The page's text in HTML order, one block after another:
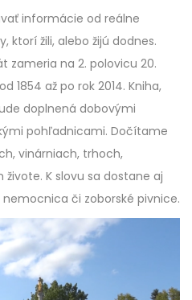
informácie od reálne
ktorí žili, alebo žijú dodnes.
zameria na 2. polovicu 20.
1854 až po rok 2014. Kniha,
doplnená dobovými
pohľadnicami. Dočítame
vinárniach, trhoch,
K slovu sa dostane aj
či zoborské pivnice.